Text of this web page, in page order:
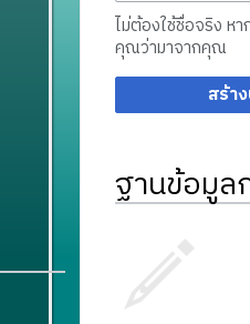
ไม่ต้องใช้ชื่อจริง ห
คุณว่ามาจากคุณ
สร้า
ฐานข้อมูล